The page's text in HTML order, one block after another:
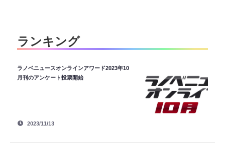
ランキング
ラノベニュースオンラインアワード2023年10
月刊のアンケート投票開始
2023/11/13